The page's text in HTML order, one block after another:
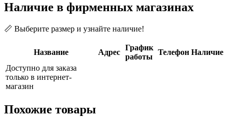
Наличие в фирменных магазинах
📏 Выберите размер и узнайте наличие!
Название Адрес
График
работы
Телефон Наличие
Доступно для заказа
только в интернет-
магазин
Похожие товары